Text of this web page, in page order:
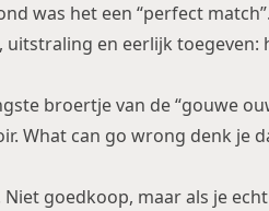
was het een “perfect match”.
uitstraling en eerlijk toegeven:
broertje van de “gouwe
What can go wrong denk je
goedkoop, maar als je